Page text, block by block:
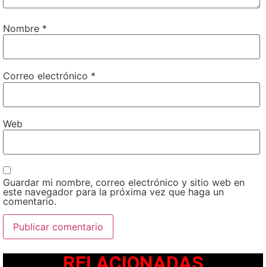
Nombre *
Correo electrónico *
Web
Guardar mi nombre, correo electrónico y sitio web en
este navegador para la próxima vez que haga un
comentario.